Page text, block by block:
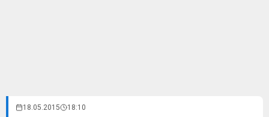
18.05.2015 18:10